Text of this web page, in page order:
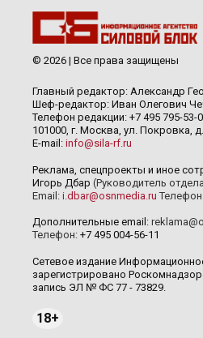
© 2026 | Все права защищены
Главный редактор: Александр
Шеф-редактор: Иван Олегович
Телефон редакции: +7 495 795-53-
101000, г. Москва, ул. Покровка,
E-mail: info@sila-rf.ru
Реклама, спецпроекты и иное
Игорь Дбар (Руководитель
Email: i.dbar@osnmedia.ru
Дополнительные email:
Телефон: +7 495 004-56-11
Сетевое издание
зарегистрировано
запись ЭЛ № ФС 77 - 73829.
18+